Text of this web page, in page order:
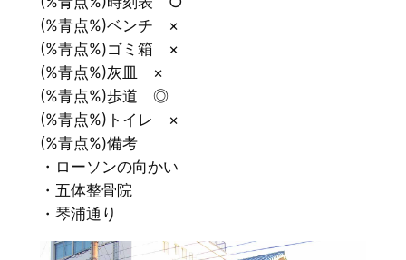
(%青点%)ベンチ ×
(%青点%)ゴミ箱 ×
(%青点%)灰皿 ×
(%青点%)歩道 ◎
(%青点%)トイレ ×
(%青点%)備考
・ローソンの向かい
・五体整骨院
・琴浦通り